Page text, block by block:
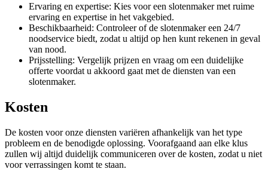
Ervaring en expertise: Kies voor een slotenmaker met ruime
ervaring en expertise in het vakgebied.
Beschikbaarheid: Controleer of de slotenmaker een 24/7
noodservice biedt, zodat u altijd op hen kunt rekenen in geval
van nood.
Prijsstelling: Vergelijk prijzen en vraag om een duidelijke
offerte voordat u akkoord gaat met de diensten van een
slotenmaker.
Kosten
De kosten voor onze diensten variëren afhankelijk van het type
probleem en de benodigde oplossing. Voorafgaand aan elke klus
zullen wij altijd duidelijk communiceren over de kosten, zodat u niet
voor verrassingen komt te staan.